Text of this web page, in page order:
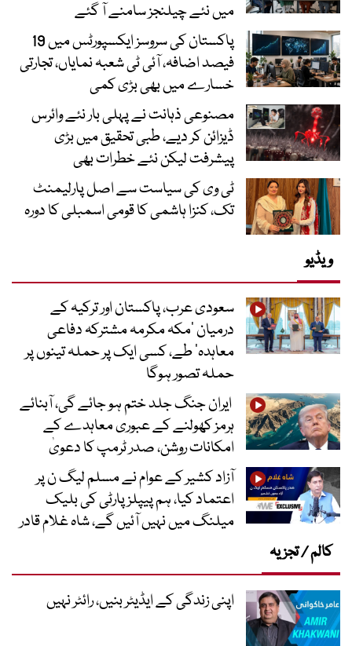
میں نئے چیلنجز سامنے آ گئے
پاکستان کی سروسز ایکسپورٹس میں 19
فیصد اضافہ، آئی ٹی شعبہ نمایاں، تجارتی
خسارے میں بھی بڑی کمی
مصنوعی ذہانت نے پہلی بار نئے وائرس
ڈیزائن کر دیے، طبی تحقیق میں بڑی
پیشرفت لیکن نئے خطرات بھی
ٹی وی کی سیاست سے اصل پارلیمنٹ
تک، کنزا ہاشمی کا قومی اسمبلی کا دورہ
ویڈیو
سعودی عرب، پاکستان اور ترکیہ کے
درمیان ’مکہ مکرمہ مشترکہ دفاعی
معاہدہ‘ طے، کسی ایک پر حملہ تینوں پر
حملہ تصور ہوگا
ایران جنگ جلد ختم ہو جائے گی، آبنائے
ہرمز کھولنے کے عبوری معاہدے کے
امکانات روشن، صدر ٹرمپ کا دعویٰ
آزاد کشیر کے عوام نے مسلم لیگ ن پر
اعتماد کیا، ہم پیپلز پارٹی کی بلیک
میلنگ میں نہیں آئیں گے، شاہ غلام قادر
کالم / تجزیہ
اپنی زندگی کے ایڈیٹر بنیں، رائٹر نہیں